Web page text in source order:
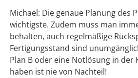
Michael: Die genaue Planung des
wichtigste. Zudem muss man
behalten, auch regelmäßige
Fertigungsstand sind
Plan B oder eine Notlösung in der
haben ist nie von Nachteil!